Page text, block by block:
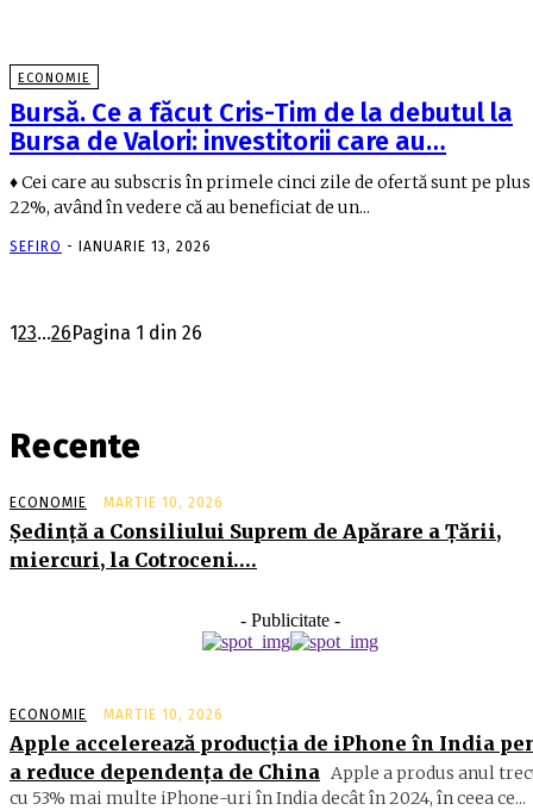
ECONOMIE
Bursă. Ce a făcut Cris-Tim de la debutul la
Bursa de Valori: investitorii care au…
♦ Cei care au subscris în primele cinci zile de ofertă sunt pe plus
22%, având în vedere că au beneficiat de un...
SEFIRO - IANUARIE 13, 2026
123...26Pagina 1 din 26
Recente
ECONOMIE MARTIE 10, 2026
Şedinţă a Consiliului Suprem de Apărare a Ţării,
miercuri, la Cotroceni….
- Publicitate -
ECONOMIE MARTIE 10, 2026
Apple accelerează producția de iPhone în India
a reduce dependența de China Apple a produs anul
cu 53% mai multe iPhone-uri în India decât în 2024, în ceea ce...